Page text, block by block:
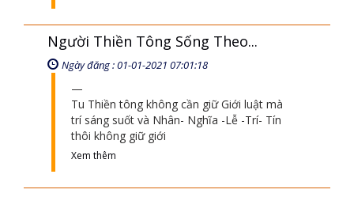
Người Thiền Tông Sống Theo...
Ngày đăng : 01-01-2021 07:01:18
Tu Thiền tông không cần giữ Giới luật mà
trí sáng suốt và Nhân- Nghĩa -Lễ -Trí- Tín
thôi không giữ giới
Xem thêm